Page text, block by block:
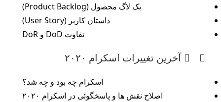
بک لاگ محصول (Product Backlog)
داستان کاربر (User Story)
تفاوت DoD و DoR
آخرین تغییرات اسکرام ۲۰۲۰
اسکرام چه بود و چه شد؟
اصلاح نقش ها و پاسخگوئی در اسکرام ۲۰۲۰